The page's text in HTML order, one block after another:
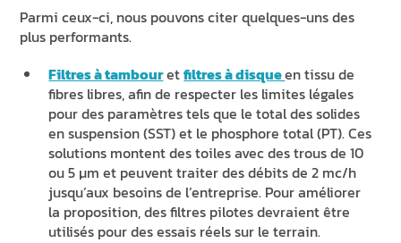
Parmi ceux-ci, nous pouvons citer quelques-uns des
plus performants.
Filtres à tambouretfiltres à disqueen tissu de
fibres libres, afin de respecter les limites légales
pour des paramètres tels que le total des solides
en suspension (SST) et le phosphore total (PT). Ces
solutions montent des toiles avec des trous de 10
ou 5 µm et peuvent traiter des débits de 2 mc/h
jusqu’aux besoins de l’entreprise. Pour améliorer
la proposition, des filtres pilotes devraient être
utilisés pour des essais réels sur le terrain.